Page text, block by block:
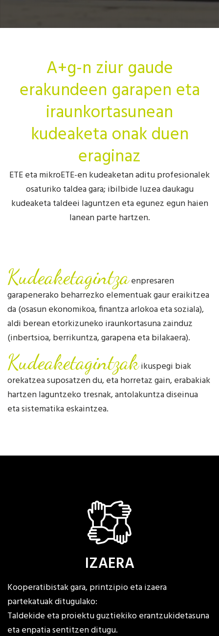
A+g-n ziur gaude
erakundeen garapen eta
iraunkortasunean
kudeaketa onak duen
eraginaz
ETE eta mikroETE-en kudeaketan aditu profesionalek
osaturiko taldea gara; ibilbide luzea daukagu
kudeaketa taldeei laguntzen eta egunez egun haien
lanean parte hartzen.
Kudeaketagintzaenpresaren
garapenerako beharrezko elementuak gaur eraikitzea
da (osasun ekonomikoa, finantza arlokoa eta soziala),
aldi berean etorkizuneko iraunkortasuna zainduz
(inbertsioa, berrikuntza, garapena eta bilakaera).
Kudeaketagintzakikuspegi biak
orekatzea suposatzen du, eta horretaz gain, erabakiak
hartzen laguntzeko tresnak, antolakuntza diseinua
eta sistematika eskaintzea.
IZAERA
Kooperatibistak gara, printzipio eta izaera
partekatuak ditugulako:
Taldekide eta proiektu guztiekiko erantzukidetasuna
eta enpatia sentitzen ditugu.